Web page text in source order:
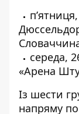
середа,
«Арена
Із шести
напряму